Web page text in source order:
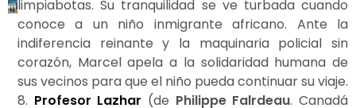
limpiabotas. Su tranquilidad se ve turbada cuando
conoce a un niño inmigrante africano. Ante la
indiferencia reinante y la maquinaria policial sin
corazón, Marcel apela a la solidaridad humana de
sus vecinos para que el niño pueda continuar su viaje.
8. Profesor Lazhar (de Philippe Falrdeau. Canadá